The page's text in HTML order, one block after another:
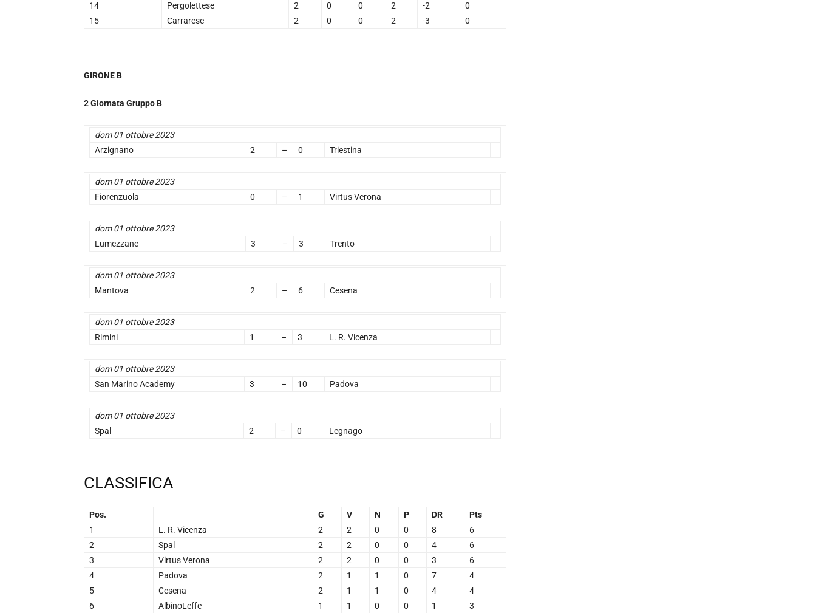
14
Pergolettese 2 0 0 2 -2
0
15
Carrarese 2 0 0 2 -3 0
GIRONE B
2 Giornata Gruppo B
dom 01 ottobre 2023
Arzignano
2 – 0 Triestina
dom 01 ottobre 2023
Fiorenzuola
0 – 1 Virtus Verona
dom 01 ottobre 2023
Lumezzane
3 – 3 Trento
dom 01 ottobre 2023
Mantova
2 – 6 Cesena
dom 01 ottobre 2023
Rimini
1 – 3 L. R. Vicenza
dom 01 ottobre 2023
San Marino Academy
3 – 10 Padova
dom 01 ottobre 2023
Spal
2 – 0 Legnago
CLASSIFICA
Pos. G V N P DR
Pts
1
L. R. Vicenza 2 2 0 0 8
6
2
Spal 2 2 0 0 4
6
3
Virtus Verona 2 2 0 0 3
6
4
Padova 2 1 1 0 7
4
5
Cesena 2 1 1 0 4
4
6
AlbinoLeffe 1 1 0 0 1 3